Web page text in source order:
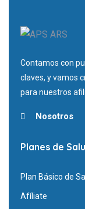
Contamos con
claves, y vamos
para nuestros
Nosotros
Planes de
Plan Básico de
Afíliate